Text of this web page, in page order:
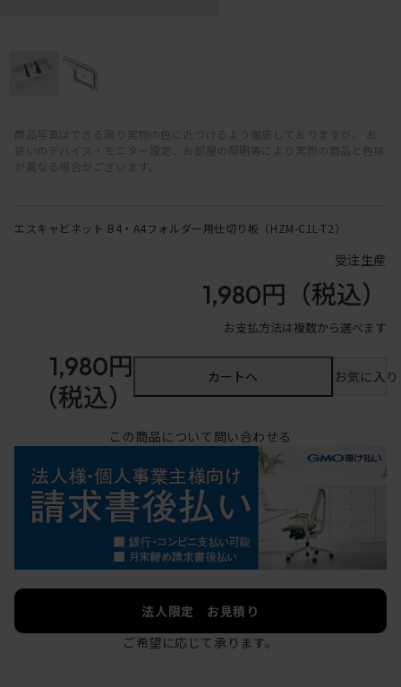
商品写真はできる限り実物の色に近づけるよう徹底しておりますが、 お
使いのデバイス・モニター設定、お部屋の照明等により実際の商品と色味
が異なる場合がございます。
エスキャビネット B4・A4フォルダー用仕切り板（HZM-C1L-T2）
受注生産
1,980円 （税込）
お支払方法は複数から選べます
1,980円
（税込）
カートへ お気に入
この商品について問い合わせる
法人限定 お見積り
ご希望に応じて承ります。